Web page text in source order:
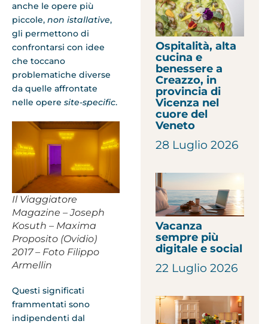
anche le opere più
piccole, non istallative,
gli permettono di
confrontarsi con idee
che toccano
problematiche diverse
da quelle affrontate
nelle opere site-specific.
Il Viaggiatore
Magazine – Joseph
Kosuth – Maxima
Proposito (Ovidio)
2017 – Foto Filippo
Armellin
Questi significati
frammentati sono
indipendenti dal
Ospitalità, alta
cucina e
benessere a
Creazzo, in
provincia di
Vicenza nel
cuore del
Veneto
28 Luglio 2026
Vacanza
sempre più
digitale e social
22 Luglio 2026